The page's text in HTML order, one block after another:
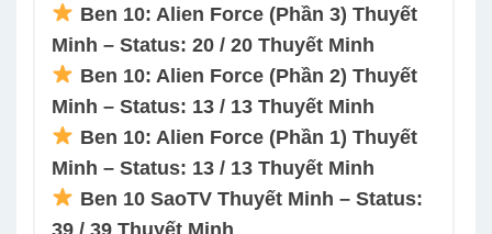
Ben 10: Alien Force (Phần 3) Thuyết
Minh – Status: 20 / 20 Thuyết Minh
Ben 10: Alien Force (Phần 2) Thuyết
Minh – Status: 13 / 13 Thuyết Minh
Ben 10: Alien Force (Phần 1) Thuyết
Minh – Status: 13 / 13 Thuyết Minh
Ben 10 SaoTV Thuyết Minh – Status:
39 / 39 Thuyết Minh